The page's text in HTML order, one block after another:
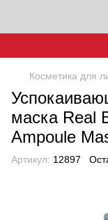
Косметика для
маска Real
Ampoule
Артикул: 12897